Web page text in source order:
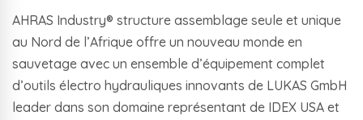
AHRAS Industry® structure assemblage seule et unique
au Nord de l’Afrique offre un nouveau monde en
sauvetage avec un ensemble d’équipement complet
d’outils électro hydrauliques innovants de LUKAS GmbH
leader dans son domaine représentant de IDEX USA et